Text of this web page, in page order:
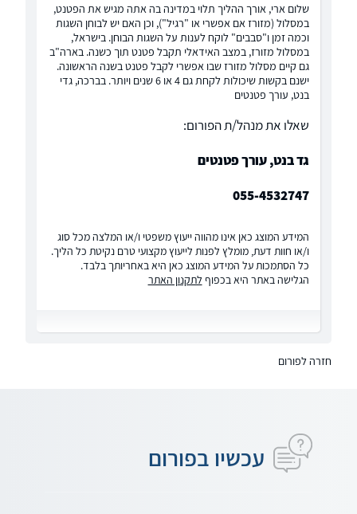
שלום ארי, אורך ההליך תלוי במדינה בה אתה מגיש את הפטנט,
במסלול (מזורז אם אפשרי או "רגיל"), וכן האם יש לבוחן השגות
וכמה זמן ו"סבבים" לוקח לענות על השגות הבוחן. בישראל,
במסלול מזורז, במצב האידאלי תקבל פטנט תוך כשנה. בארה"ב
גם קיים מסלול מזורז שבו אפשרי לקבל פטנט בשנה הראשונה.
ישנם בקשות שיכולות לקחת גם 4 או 6 שנים ויותר. בברכה, גדי
בנט, עורך פטנטים
שאלו את מנהל/ת הפורום:
גד בנט, עורך פטנטים
055-4532747
המידע המוצג כאן אינו מהווה ייעוץ משפטי ו/או המלצה מכל סוג
ו/או חוות דעת, מומלץ לפנות לייעוץ מקצועי טרם נקיטת כל הליך.
כל הסתמכות על המידע המוצג כאן היא באחריותך בלבד.
הגלישה באתר היא בכפוף לתקנון האתר
חזרה לפורום
עכשיו בפורום